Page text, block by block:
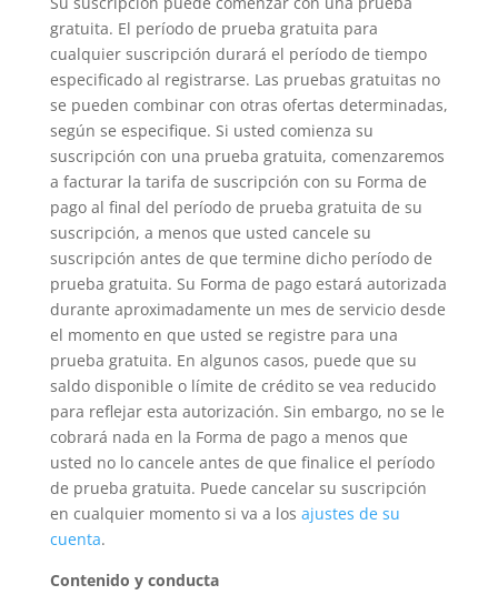
gratuita. El período de prueba gratuita para
cualquier suscripción durará el período de tiempo
especificado al registrarse. Las pruebas gratuitas no
se pueden combinar con otras ofertas determinadas,
según se especifique. Si usted comienza su
suscripción con una prueba gratuita, comenzaremos
a facturar la tarifa de suscripción con su Forma de
pago al final del período de prueba gratuita de su
suscripción, a menos que usted cancele su
suscripción antes de que termine dicho período de
prueba gratuita. Su Forma de pago estará autorizada
durante aproximadamente un mes de servicio desde
el momento en que usted se registre para una
prueba gratuita. En algunos casos, puede que su
saldo disponible o límite de crédito se vea reducido
para reflejar esta autorización. Sin embargo, no se le
cobrará nada en la Forma de pago a menos que
usted no lo cancele antes de que finalice el período
de prueba gratuita. Puede cancelar su suscripción
en cualquier momento si va a los ajustes de su
cuenta.
Contenido y conducta